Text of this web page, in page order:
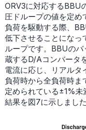
ORV3に対応するBBU
圧ドループの値を定め
負荷を駆動する際、
低下させることになっ
ループです。BBUの
蔵するD/Aコンバータ
電流に応じ、リアルタ
負荷時から全負荷時ま
定められている±1%
結果を図7に示しました